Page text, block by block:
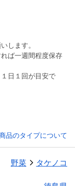
します。
ば一週間程度保存
日１回が目安で
品のタイプについて
野菜 タケノコ